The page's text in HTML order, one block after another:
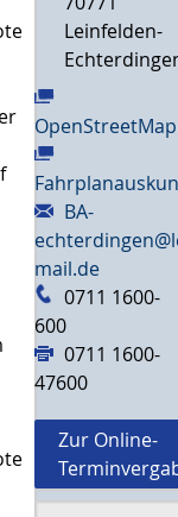
Leinfelden-
OpenStreetMap
BA-
mail.de
0711 1600-
600
0711 1600-
47600
Zur Online-